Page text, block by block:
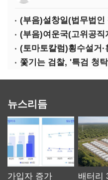
(부음)설창일(법무법
(토마토칼럼)횡수설거·
뉴스리듬
가입자 증가
배터리